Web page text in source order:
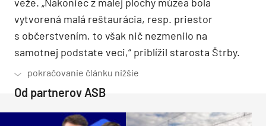
vytvorená malá reštaurácia, resp. priestor
s občerstvením, to však nič nezmenilo na
samotnej podstate veci,“ priblížil starosta Štrby.
Od partnerov ASB